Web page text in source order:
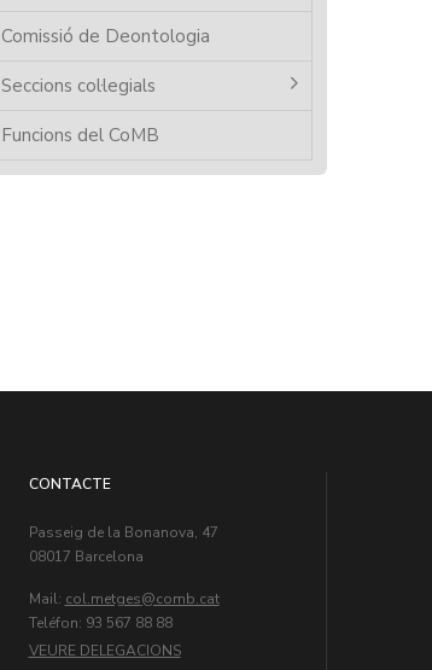
Comissió de Deontologia
Seccions col·legials
Funcions del CoMB
CONTACTE
Passeig de la Bonanova, 47
08017 Barcelona
Mail: col.metges
Teléfon: 93 567 88 88
VEURE DELEGACIONS